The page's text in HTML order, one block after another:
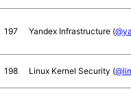
197 Yandex Infrastructure (
198 Linux Kernel Security (